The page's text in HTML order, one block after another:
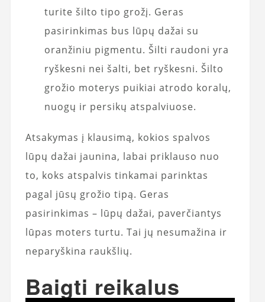
turite šilto tipo grožį. Geras
pasirinkimas bus lūpų dažai su
oranžiniu pigmentu. Šilti raudoni yra
ryškesni nei šalti, bet ryškesni. Šilto
grožio moterys puikiai atrodo koralų,
nuogų ir persikų atspalviuose.
Atsakymas į klausimą, kokios spalvos
lūpų dažai jaunina, labai priklauso nuo
to, koks atspalvis tinkamai parinktas
pagal jūsų grožio tipą. Geras
pasirinkimas – lūpų dažai, paverčiantys
lūpas moters turtu. Tai jų nesumažina ir
neparyškina raukšlių.
Baigti reikalus